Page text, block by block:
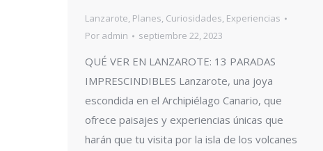
Lanzarote, Planes, Curiosidades, Experiencias
Por admin septiembre 22, 2023
QUÉ VER EN LANZAROTE: 13 PARADAS
IMPRESCINDIBLES Lanzarote, una joya
escondida en el Archipiélago Canario, que
ofrece paisajes y experiencias únicas que
harán que tu visita por la isla de los volcanes